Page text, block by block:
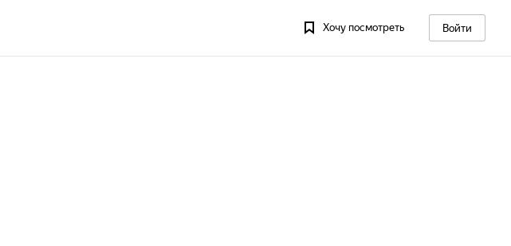
Хочу посмотреть Войти